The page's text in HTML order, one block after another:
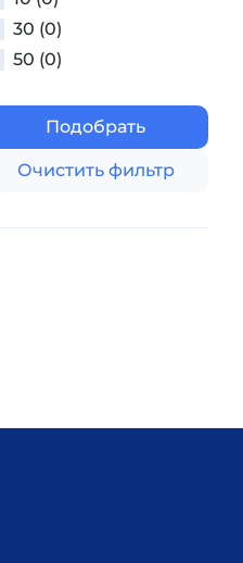
30 (0)
50 (0)
Подобрать
Очистить фильтр